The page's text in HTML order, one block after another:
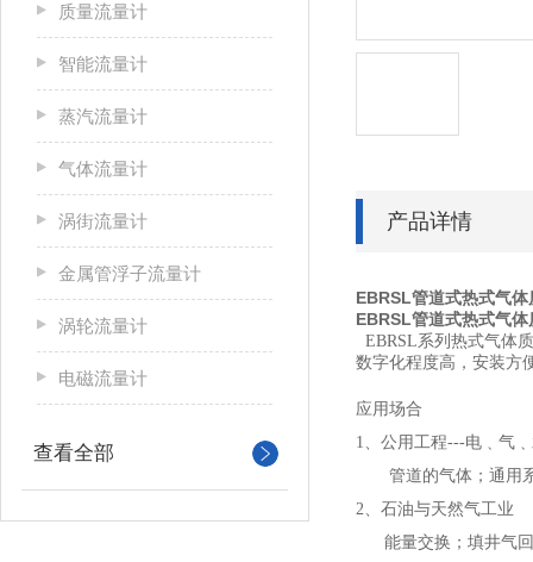
质量流量计
智能流量计
蒸汽流量计
气体流量计
涡街流量计
金属管浮子流量计
涡轮流量计
电磁流量计
查看全部
产品详情
EBRSL管道式热式气体
EBRSL管道式热式气体
EBRSL系列热式气体
数字化程度高，安装方
应用场合
1、公用工程---电﹑气
管道的气体；通用系
2、石油与天然气工业
能量交换；填井气回